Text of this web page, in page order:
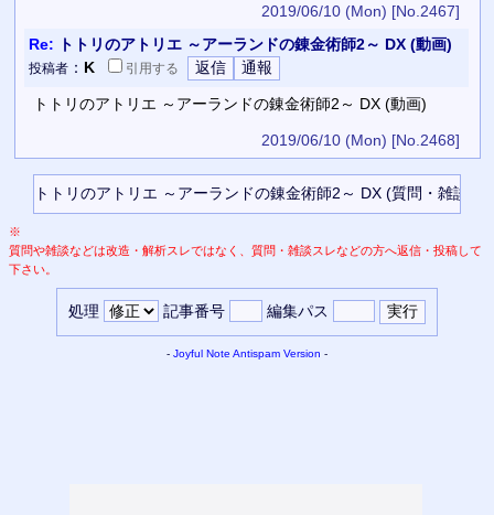
2019/06/10 (Mon) [No.2467]
Re: トトリのアトリエ ～アーランドの錬金術師2～ DX (動画)
投稿者： K 引用する
トトリのアトリエ ～アーランドの錬金術師2～ DX (動画)
2019/06/10 (Mon) [No.2468]
※
質問や雑談などは改造・解析スレではなく、質問・雑談スレなどの方へ返信・投稿して
下さい。
処理 記事番号 編集パス
- Joyful Note Antispam Version -